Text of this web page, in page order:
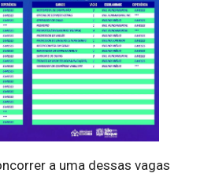
a uma dessas vagas